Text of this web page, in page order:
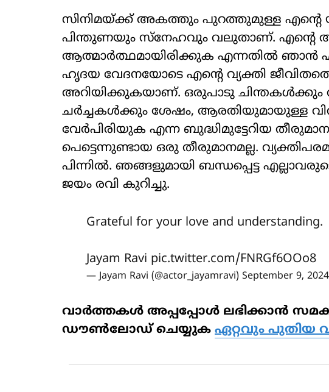
സിനിമയ്ക്ക് അകത്തും പുറത്തുമുള്ള എന്റെ
പിന്തുണയും സ്‌നേഹവും വലുതാണ്. എന്റെ
ആത്മാര്‍ത്ഥമായിരിക്കുക എന്നതില്‍ ഞാന്‍
ഹൃദയ വേദനയോടെ എന്റെ വ്യക്തി
അറിയിക്കുകയാണ്. ഒരുപാടു
ചര്‍ച്ചകള്‍ക്കും ശേഷം, ആരതിയുമായുള്ള
വേര്‍പിരിയുക എന്ന ബുദ്ധിമുട്ടേറിയ
പെട്ടെന്നുണ്ടായ ഒരു തീരുമാനമല്ല.
പിന്നില്‍. ഞങ്ങളുമായി ബന്ധപ്പെട്ട
ജയം രവി കുറിച്ചു.
Grateful for your love and understanding.
Jayam Ravi pic.twitter.com/FNRGf6OOo8
— Jayam Ravi (@actor_jayamravi) September 9, 2024
വാര്‍ത്തകള്‍ അപ്പപ്പോള്‍ ലഭിക്കാന്‍
ഡൗണ്‍ലോഡ് ചെയ്യുക ഏറ്റവും പുതിയ